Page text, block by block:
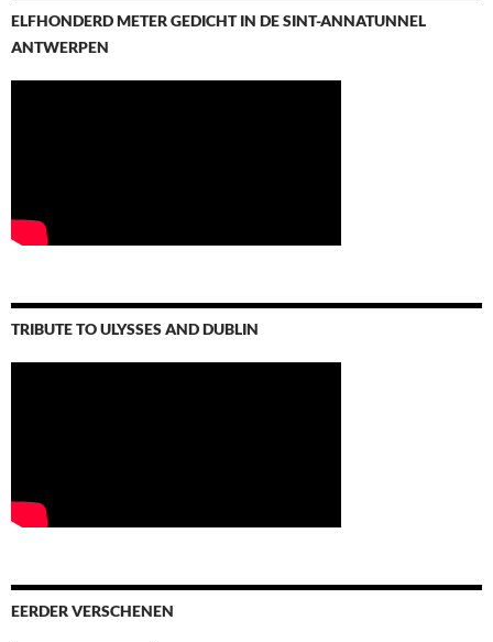
ELFHONDERD METER GEDICHT IN DE SINT-ANNATUNNEL
ANTWERPEN
TRIBUTE TO ULYSSES AND DUBLIN
EERDER VERSCHENEN